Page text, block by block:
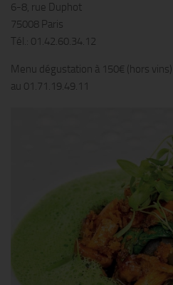
6-8, rue Duphot
75008 Paris
Tél.: 01.42.60.34.12
Menu dégustation à 150€ (hors
au 01.71.19.49.11